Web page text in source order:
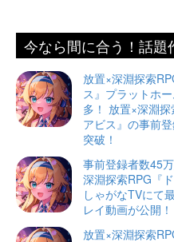
今なら間に合う！話題
放置×深淵探索
ス』プラットホ
多！ 放置×深淵
アビス』の事前
突破！
事前登録者数45
深淵探索RPG『
しゃがなTVにて
レイ動画が公開！
放置×深淵探索